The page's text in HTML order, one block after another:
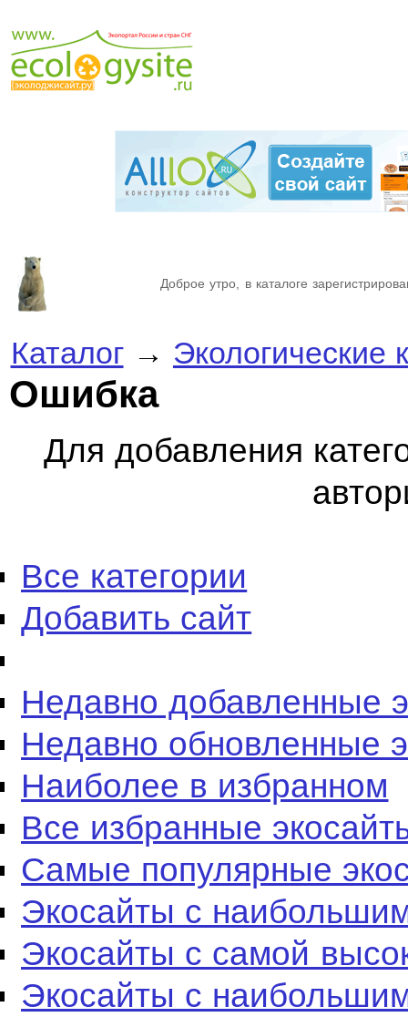
Доброе утро, в каталоге
Каталог→ Экологические
Ошибка
Для добавления
Все категории
Добавить сайт
Недавно добавленные
Недавно обновленные
Наиболее в избранном
Все избранные
Самые популярные
Экосайты с
Экосайты с самой
Экосайты с